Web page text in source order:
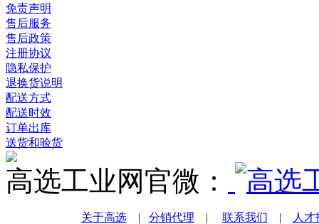
免责声明
售后服务
售后政策
注册协议
隐私保护
退换货说明
配送方式
配送时效
订单出库
送货和验货
高选工业网官微：
关于高选| 分销代理 | 联系我们 |
人才